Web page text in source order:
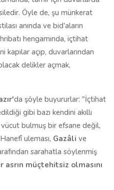
Öyle de, şu münkerat
anında ve bid'aların
hengamında, içtihat
kapılar açıp, duvarlarından
delikler açmak,
da şöyle buyururlar: "İçtihat
gibi bazı kendini akıllı
bulmuş bir efsane değil,
uleması, Gazâli ve
sarahat­la söylenmiş
müçtehitsiz olmasını